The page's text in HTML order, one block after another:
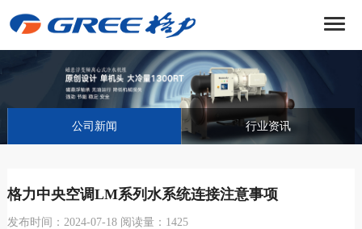
公司新闻 行业资讯
格力中央空调LM系列水系统连接注意事项
发布时间：2024-07-18 阅读量：1425